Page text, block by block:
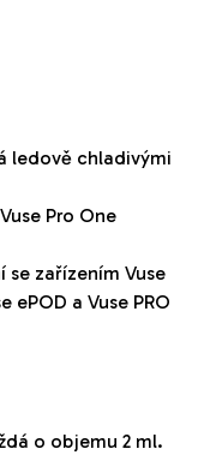
ledově chladivými
Vuse Pro One
se zařízením Vuse
ePOD a Vuse PRO
o objemu 2 ml.